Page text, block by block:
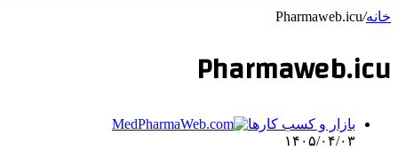
خانه/
Pharmaweb.icu
Pharmaweb.icu
بازار و کسب کارها
۱۴۰۵/۰۴/۰۳